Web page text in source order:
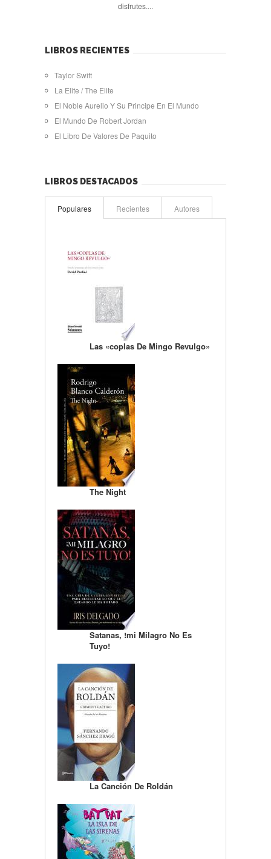
disfrutes....
LIBROS RECIENTES
Taylor Swift
La Elite / The Elite
El Noble Aurelio Y Su Principe En El Mundo
El Mundo De Robert Jordan
El Libro De Valores De Paquito
LIBROS DESTACADOS
Populares Recientes Autores
Las «coplas De Mingo Revulgo»
The Night
Satanas, !mi Milagro No Es
Tuyo!
La Canción De Roldán